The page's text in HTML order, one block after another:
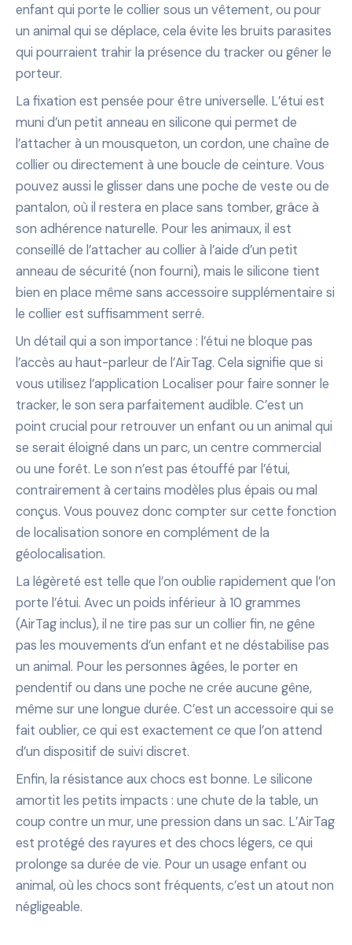
enfant qui porte le collier sous un vêtement, ou pour
un animal qui se déplace, cela évite les bruits parasites
qui pourraient trahir la présence du tracker ou gêner le
porteur.
La fixation est pensée pour être universelle. L’étui est
muni d’un petit anneau en silicone qui permet de
l’attacher à un mousqueton, un cordon, une chaîne de
collier ou directement à une boucle de ceinture. Vous
pouvez aussi le glisser dans une poche de veste ou de
pantalon, où il restera en place sans tomber, grâce à
son adhérence naturelle. Pour les animaux, il est
conseillé de l’attacher au collier à l’aide d’un petit
anneau de sécurité (non fourni), mais le silicone tient
bien en place même sans accessoire supplémentaire si
le collier est suffisamment serré.
Un détail qui a son importance : l’étui ne bloque pas
l’accès au haut-parleur de l’AirTag. Cela signifie que si
vous utilisez l’application Localiser pour faire sonner le
tracker, le son sera parfaitement audible. C’est un
point crucial pour retrouver un enfant ou un animal qui
se serait éloigné dans un parc, un centre commercial
ou une forêt. Le son n’est pas étouffé par l’étui,
contrairement à certains modèles plus épais ou mal
conçus. Vous pouvez donc compter sur cette fonction
de localisation sonore en complément de la
géolocalisation.
La légèreté est telle que l’on oublie rapidement que l’on
porte l’étui. Avec un poids inférieur à 10 grammes
(AirTag inclus), il ne tire pas sur un collier fin, ne gêne
pas les mouvements d’un enfant et ne déstabilise pas
un animal. Pour les personnes âgées, le porter en
pendentif ou dans une poche ne crée aucune gêne,
même sur une longue durée. C’est un accessoire qui se
fait oublier, ce qui est exactement ce que l’on attend
d’un dispositif de suivi discret.
Enfin, la résistance aux chocs est bonne. Le silicone
amortit les petits impacts : une chute de la table, un
coup contre un mur, une pression dans un sac. L’AirTag
est protégé des rayures et des chocs légers, ce qui
prolonge sa durée de vie. Pour un usage enfant ou
animal, où les chocs sont fréquents, c’est un atout non
négligeable.